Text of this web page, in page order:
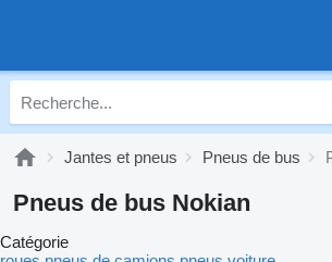
Jantes et pneus Pneus de bus
Pneus de bus Nokian
Catégorie